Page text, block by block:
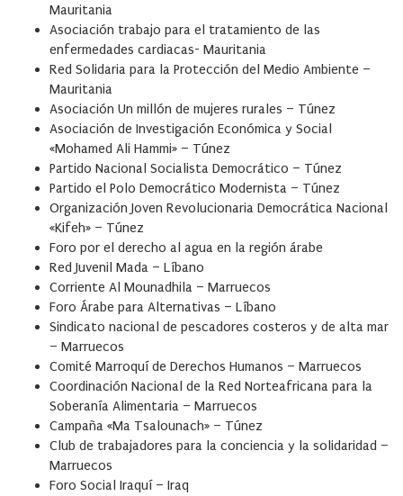
Mauritania
Asociación trabajo para el tratamiento de las
enfermedades cardiacas- Mauritania
Red Solidaria para la Protección del Medio Ambiente –
Mauritania
Asociación Un millón de mujeres rurales – Túnez
Asociación de Investigación Económica y Social
«Mohamed Ali Hammi» – Túnez
Partido Nacional Socialista Democrático – Túnez
Partido el Polo Democrático Modernista – Túnez
Organización Joven Revolucionaria Democrática Nacional
«Kifeh» – Túnez
Foro por el derecho al agua en la región árabe
Red Juvenil Mada – Líbano
Corriente Al Mounadhila – Marruecos
Foro Árabe para Alternativas – Líbano
Sindicato nacional de pescadores costeros y de alta mar
– Marruecos
Comité Marroquí de Derechos Humanos – Marruecos
Coordinación Nacional de la Red Norteafricana para la
Soberanía Alimentaria – Marruecos
Campaña «Ma Tsalounach» – Túnez
Club de trabajadores para la conciencia y la solidaridad –
Marruecos
Foro Social Iraquí – Iraq